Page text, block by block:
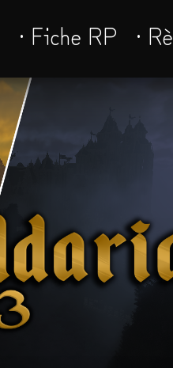
· Fiche RP ·